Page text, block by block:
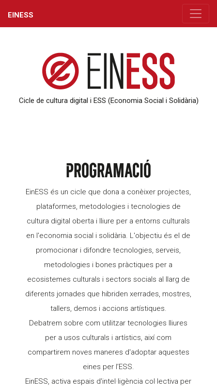
EINESS
Cicle de cultura digital i ESS (Economia Social i Solidària)
Programació
EinESS és un cicle que dona a conèixer projectes,
plataformes, metodologies i tecnologies de
cultura digital oberta i lliure per a entorns culturals
en l'economia social i solidària. L'objectiu és el de
promocionar i difondre tecnologies, serveis,
metodologies i bones pràctiques per a
ecosistemes culturals i sectors socials al llarg de
diferents jornades que hibriden xerrades, mostres,
tallers, demos i accions artístiques.
Debatrem sobre com utilitzar tecnologies lliures
per a usos culturals i artístics, així com
compartirem noves maneres d'adoptar aquestes
eines per l’ESS.
EinESS, activa espais d'intel·ligència col·lectiva per